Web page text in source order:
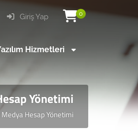
0
Giriş Yap
Hizmetleri
Yönetimi
Medya Hesap Yönetimi